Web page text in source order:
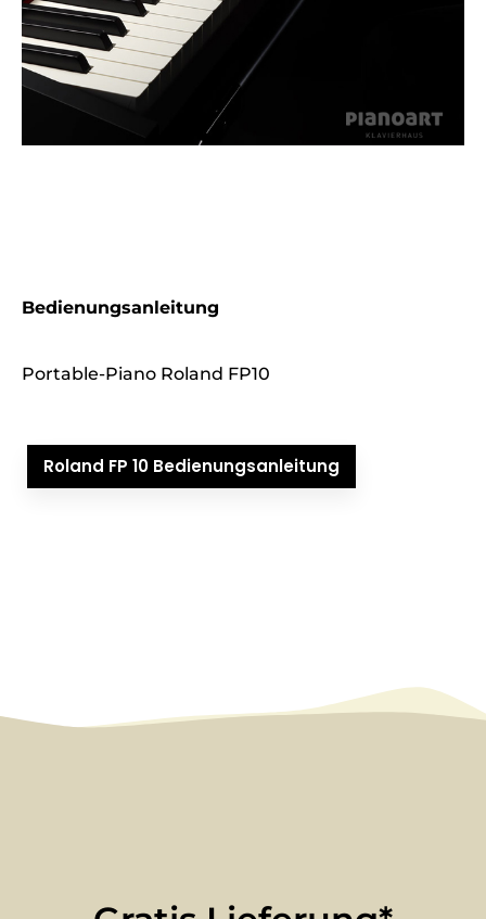
Bedienungsanleitung
Portable-Piano Roland FP10
Roland FP 10 Bedienungsanleitung